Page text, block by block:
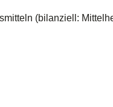
(bilanziell: